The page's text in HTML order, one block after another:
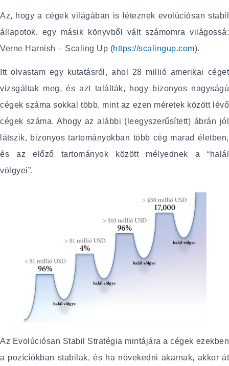
Az, hogy a cégek világában is léteznek evolúciósan stabil
állapotok, egy másik könyvből vált számomra világossá:
Verne Harnish – Scaling Up (https://scalingup.com).
Itt olvastam egy kutatásról, ahol 28 millió amerikai céget
vizsgáltak meg, és azt találták, hogy bizonyos nagyságú
cégek száma sokkal több, mint az ezen méretek között lévő
cégek száma. Ahogy az alábbi (leegyszerűsített) ábrán jól
látszik, bizonyos tartományokban több cég marad életben,
és az előző tartományok között mélyednek a “halál
völgyei”.
Az Evolúciósan Stabil Stratégia mintájára a cégek ezekben
a pozíciókban stabilak, és ha növekedni akarnak, akkor át